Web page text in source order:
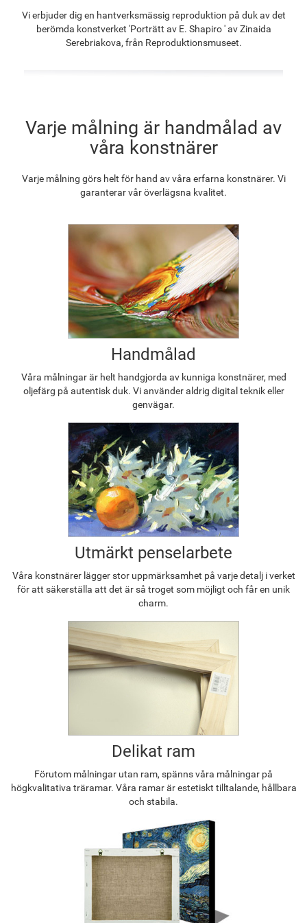
1 313.70kr 1 020.34kr 1 471.00kr 1 324.14kr
Vi erbjuder dig en hantverksmässig reproduktion på duk av det
berömda konstverket 'Porträtt av E. Shapiro ' av Zinaida
Serebriakova, från Reproduktionsmuseet.
Varje målning är handmålad av
våra konstnärer
Varje målning görs helt för hand av våra erfarna konstnärer. Vi
garanterar vår överlägsna kvalitet.
Handmålad
Våra målningar är helt handgjorda av kunniga konstnärer, med
oljefärg på autentisk duk. Vi använder aldrig digital teknik eller
genvägar.
Utmärkt penselarbete
Våra konstnärer lägger stor uppmärksamhet på varje detalj i verket
för att säkerställa att det är så troget som möjligt och får en unik
charm.
Delikat ram
Förutom målningar utan ram, spänns våra målningar på
högkvalitativa träramar. Våra ramar är estetiskt tilltalande, hållbara
och stabila.